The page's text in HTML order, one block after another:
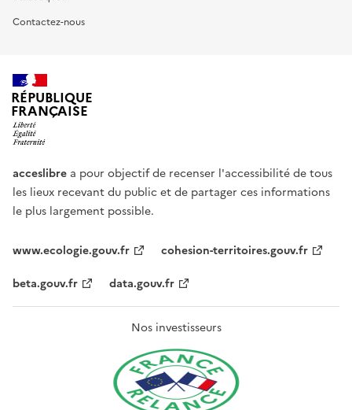
Contactez-nous
RÉPUBLIQUE
FRANÇAISE
acceslibre a pour objectif de recenser l'accessibilité de tous
les lieux recevant du public et de partager ces informations
le plus largement possible.
www.ecologie.gouv.fr
cohesion-territoires.gouv.fr
beta.gouv.fr
data.gouv.fr
Nos investisseurs